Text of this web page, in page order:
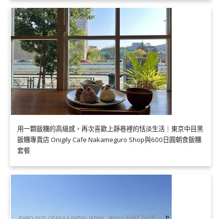
用一顆飯糰的高級感，再次喜歡上靜巷裡的恬淡生活｜東京中目黑
飯糰專賣店 Onigily Cafe Nakameguro Shop與600日圓朝食飯糰
套餐